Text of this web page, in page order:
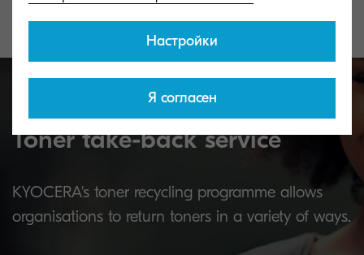
Toner take-back service
KYOCERA's toner recycling programme allows
organisations to return toners in a variety of ways.
Настройки
Я согласен